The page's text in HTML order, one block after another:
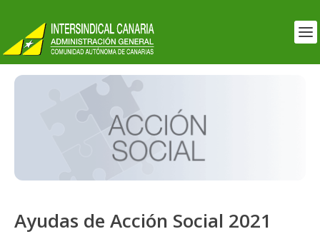
Ayudas de Acción Social 2021